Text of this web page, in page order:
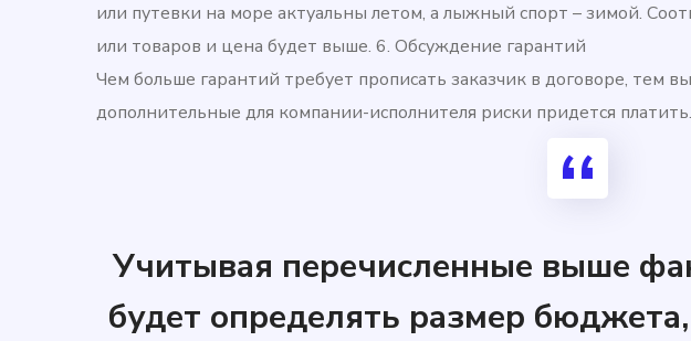
или путевки на море актуальны летом, а лыжный спорт – зимой.
или товаров и цена будет выше. 6. Обсуждение гарантий
Чем больше гарантий требует прописать заказчик в договоре, тем
дополнительные для компании-исполнителя риски придется платить.
Учитывая перечисленные выше
будет определять размер